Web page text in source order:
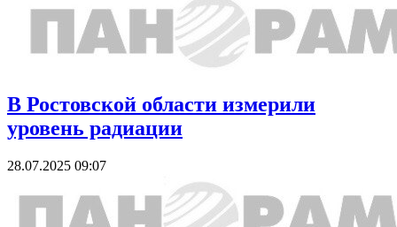
В Ростовской области измерили
уровень радиации
28.07.2025 09:07